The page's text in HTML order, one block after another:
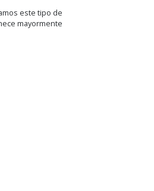
este tipo de
mayormente